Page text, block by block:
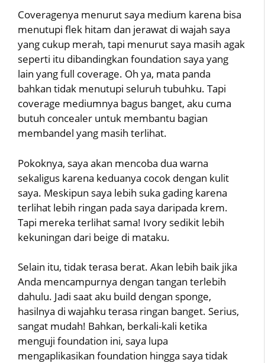
Coveragenya menurut saya medium karena bisa
menutupi flek hitam dan jerawat di wajah saya
yang cukup merah, tapi menurut saya masih agak
seperti itu dibandingkan foundation saya yang
lain yang full coverage. Oh ya, mata panda
bahkan tidak menutupi seluruh tubuhku. Tapi
coverage mediumnya bagus banget, aku cuma
butuh concealer untuk membantu bagian
membandel yang masih terlihat.
Pokoknya, saya akan mencoba dua warna
sekaligus karena keduanya cocok dengan kulit
saya. Meskipun saya lebih suka gading karena
terlihat lebih ringan pada saya daripada krem.
Tapi mereka terlihat sama! Ivory sedikit lebih
kekuningan dari beige di mataku.
Selain itu, tidak terasa berat. Akan lebih baik jika
Anda mencampurnya dengan tangan terlebih
dahulu. Jadi saat aku build dengan sponge,
hasilnya di wajahku terasa ringan banget. Serius,
sangat mudah! Bahkan, berkali-kali ketika
menguji foundation ini, saya lupa
mengaplikasikan foundation hingga saya tidak